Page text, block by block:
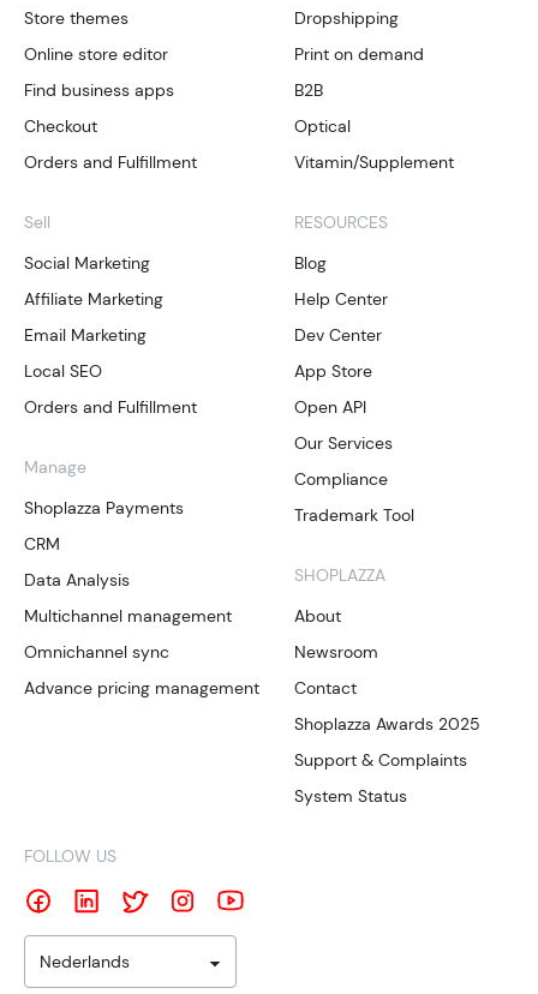
Store themes
Online store editor
Find business apps
Checkout
Orders and Fulfillment
Sell
Social Marketing
Affiliate Marketing
Email Marketing
Local SEO
Orders and Fulfillment
Manage
Shoplazza Payments
CRM
Data Analysis
Multichannel management
Omnichannel sync
Advance pricing management
Dropshipping
Print on demand
B2B
Optical
Vitamin/Supplement
RESOURCES
Blog
Help Center
Dev Center
App Store
Open API
Our Services
Compliance
Trademark Tool
SHOPLAZZA
About
Newsroom
Contact
Shoplazza Awards 2025
Support & Complaints
System Status
FOLLOW US
Nederlands